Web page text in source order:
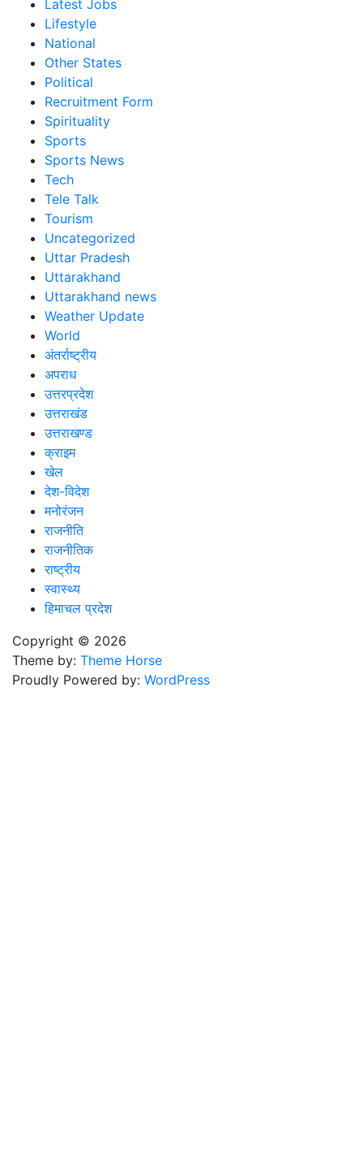
Latest Jobs
Lifestyle
National
Other States
Political
Recruitment Form
Spirituality
Sports
Sports News
Tech
Tele Talk
Tourism
Uncategorized
Uttar Pradesh
Uttarakhand
Uttarakhand news
Weather Update
World
अंतर्राष्ट्रीय
अपराध
उत्तरप्रदेश
उत्तराखंड
उत्तराखण्ड
क्राइम
खेल
देश-विदेश
मनोरंजन
राजनीति
राजनीतिक
राष्ट्रीय
स्वास्थ्य
हिमाचल प्रदेश
Copyright © 2026
Theme by: Theme Horse
Proudly Powered by: WordPress